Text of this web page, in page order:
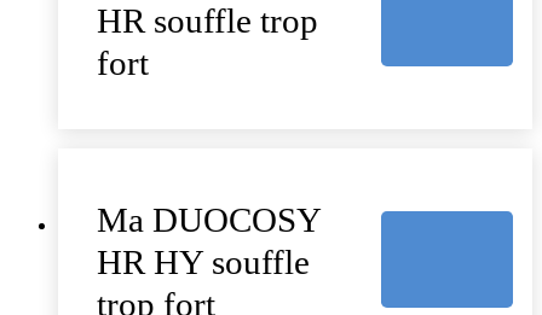
HR souffle trop
fort
Ma DUOCOSY
HR HY souffle
trop fort